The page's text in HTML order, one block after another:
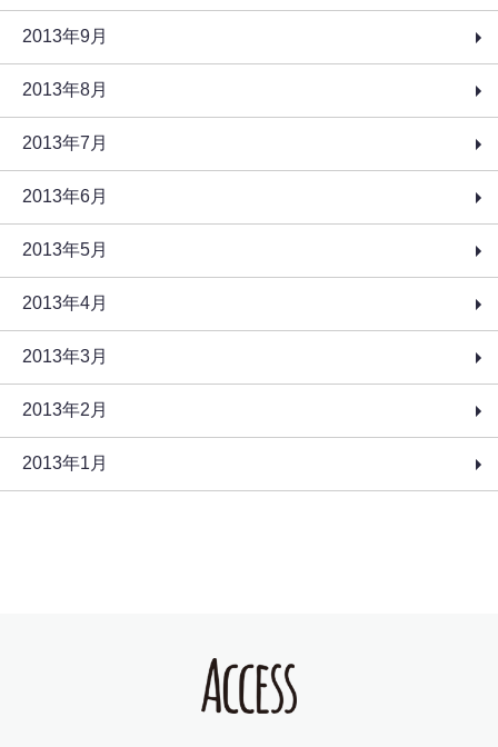
2013年9月
2013年8月
2013年7月
2013年6月
2013年5月
2013年4月
2013年3月
2013年2月
2013年1月